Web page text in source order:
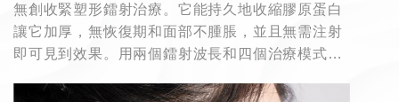
無創收緊塑形鐳射治療。它能持久地收縮膠原蛋白
讓它加厚，無恢復期和面部不腫脹，並且無需注射
即可見到效果。用兩個鐳射波長和四個治療模式，